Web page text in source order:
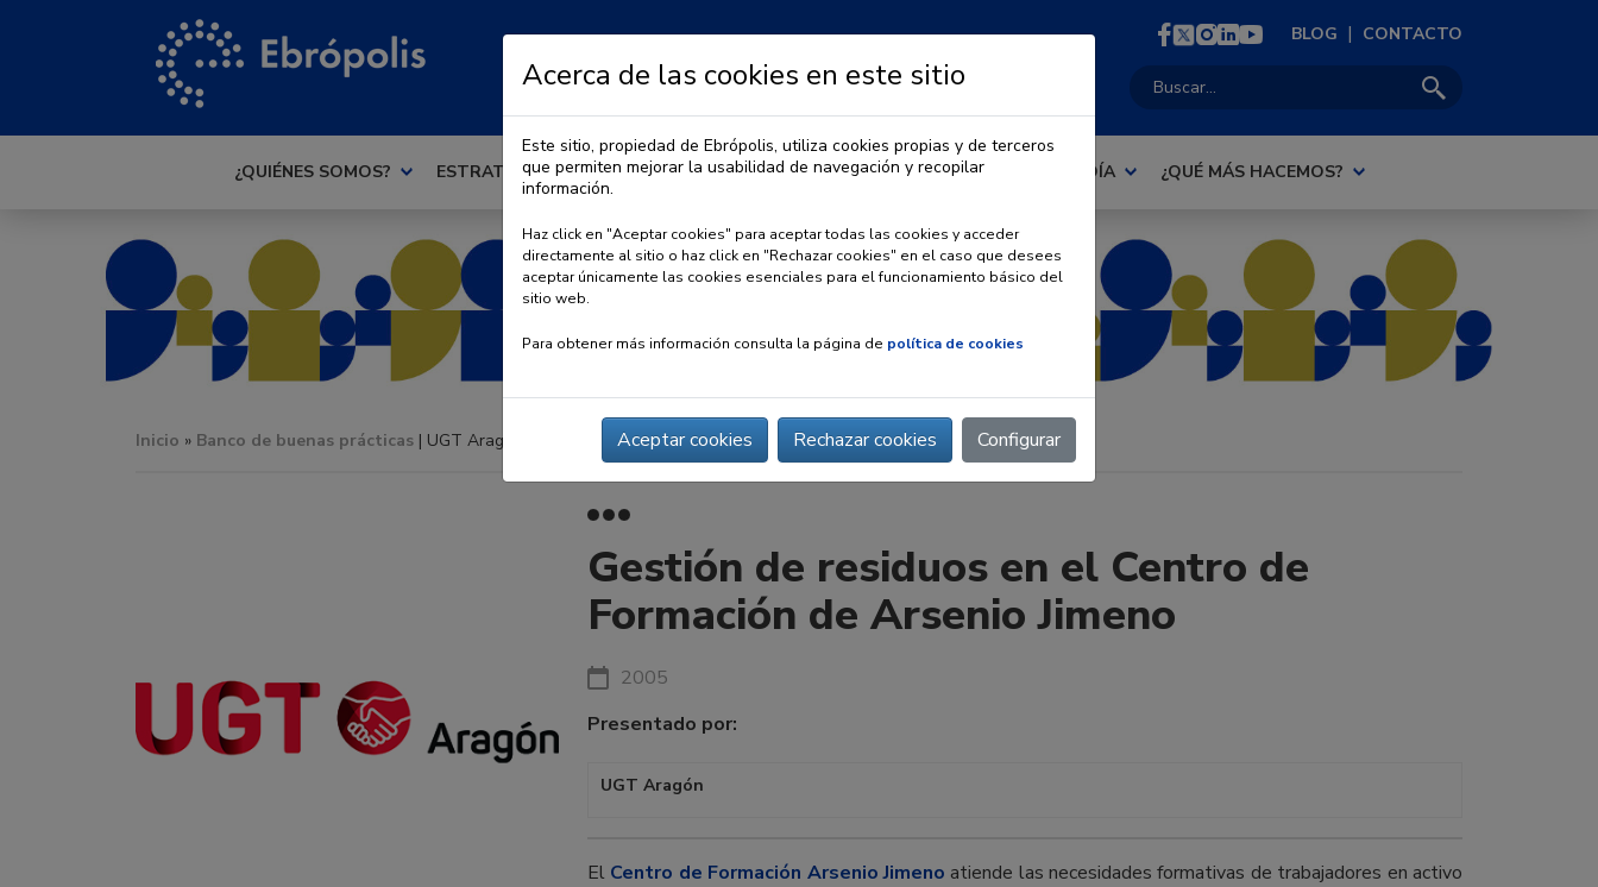
BLOG | CONTACTO
¿QUIÉNES SOMOS? ESTRATEGIA OBSERVATORIO URBANO PREMIO EBRÓPOLIS AL DÍA ¿QUÉ MÁS HACEMOS?
Inicio » Banco de buenas prácticas | UGT Aragón
Gestión de residuos en el Centro de
Formación de Arsenio Jimeno
2005
Presentado por:
UGT Aragón
El Centro de Formación Arsenio Jimeno atiende las necesidades formativas de trabajadores en activo
Acerca de las cookies en este sitio
Este sitio, propiedad de Ebrópolis, utiliza cookies propias y de terceros
que permiten mejorar la usabilidad de navegación y recopilar
información.
Haz click en "Aceptar cookies" para aceptar todas las cookies y acceder
directamente al sitio o haz click en "Rechazar cookies" en el caso que desees
aceptar únicamente las cookies esenciales para el funcionamiento básico del
sitio web.
Para obtener más información consulta la página de política de cookies
Aceptar cookies Rechazar cookies Configurar